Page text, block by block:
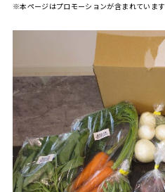
※本ページはプロモーションが含まれています